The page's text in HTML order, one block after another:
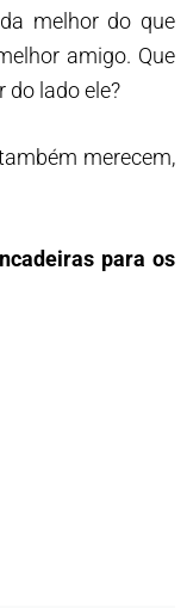
melhor do que
amigo. Que
do lado ele?
merecem,
para os